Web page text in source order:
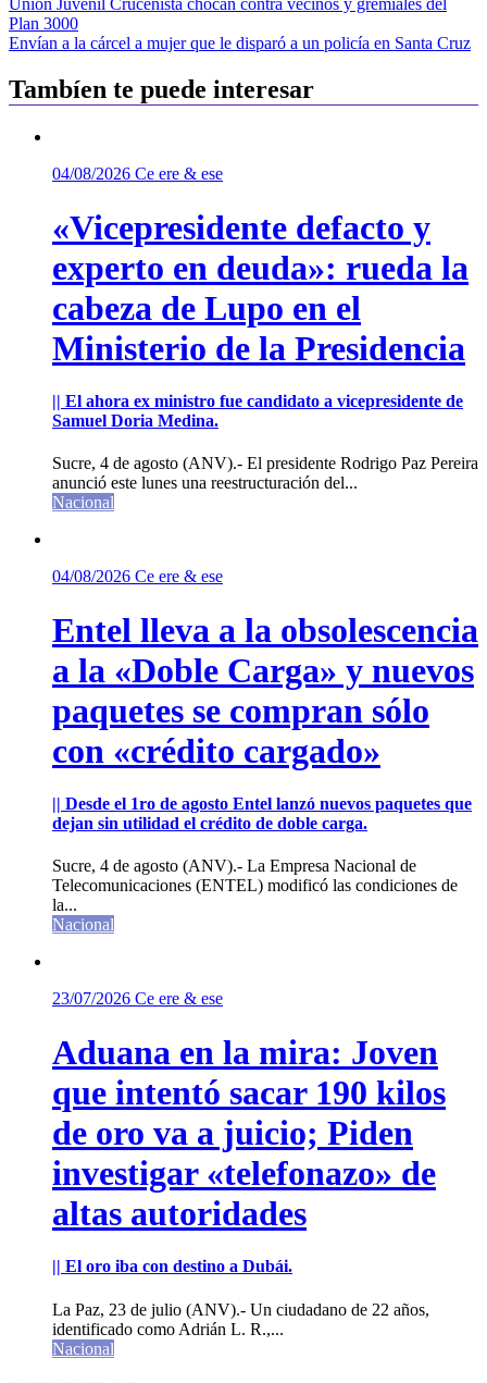
Navegación
de
Unión Juvenil Cruceñista chocan contra vecinos y gremiales del
Plan 3000
Envían a la cárcel a mujer que le disparó a un policía en Santa Cruz
Tambíen te puede interesar
04/08/2026 Ce ere & ese
«Vicepresidente defacto y
experto en deuda»: rueda la
cabeza de Lupo en el
Ministerio de la Presidencia
|| El ahora ex ministro fue candidato a vicepresidente de
Samuel Doria Medina.
Sucre, 4 de agosto (ANV).- El presidente Rodrigo Paz Pereira
anunció este lunes una reestructuración del...
Nacional
04/08/2026 Ce ere & ese
Entel lleva a la obsolescencia
a la «Doble Carga» y nuevos
paquetes se compran sólo
con «crédito cargado»
|| Desde el 1ro de agosto Entel lanzó nuevos paquetes que
dejan sin utilidad el crédito de doble carga.
Sucre, 4 de agosto (ANV).- La Empresa Nacional de
Telecomunicaciones (ENTEL) modificó las condiciones de
la...
Nacional
23/07/2026 Ce ere & ese
Aduana en la mira: Joven
que intentó sacar 190 kilos
de oro va a juicio; Piden
investigar «telefonazo» de
altas autoridades
|| El oro iba con destino a Dubái.
La Paz, 23 de julio (ANV).- Un ciudadano de 22 años,
identificado como Adrián L. R.,...
Nacional